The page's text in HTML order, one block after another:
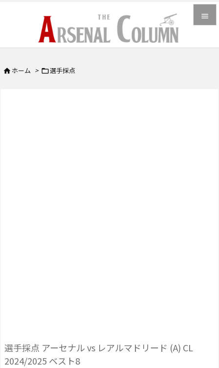

メニュ
 ホーム > 選手採点
選手採点 アーセナル vs レアルマドリード (A) CL
2024/2025 ベスト8